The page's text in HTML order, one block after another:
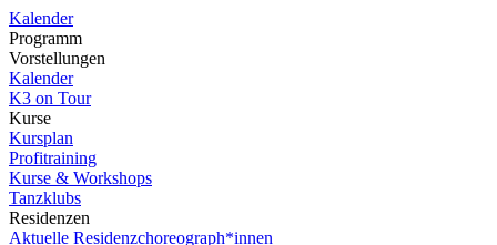
Kalender
Programm
Vorstellungen
Kalender
K3 on Tour
Kurse
Kursplan
Profitraining
Kurse & Workshops
Tanzklubs
Residenzen
Aktuelle Residenzchoreograph*innen